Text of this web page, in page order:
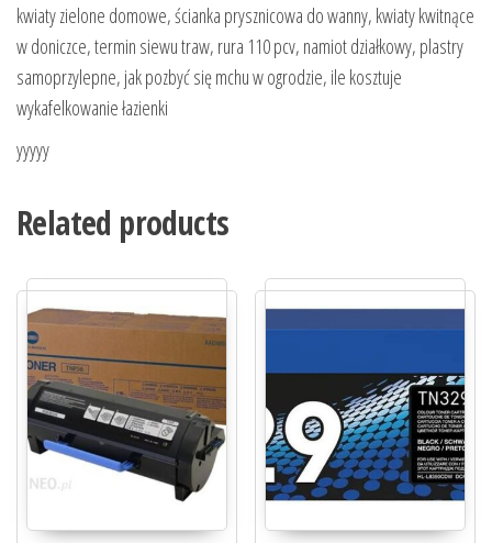
kwiaty zielone domowe, ścianka prysznicowa do wanny, kwiaty kwitnące
w doniczce, termin siewu traw, rura 110 pcv, namiot działkowy, plastry
samoprzylepne, jak pozbyć się mchu w ogrodzie, ile kosztuje
wykafelkowanie łazienki
yyyyy
Related products